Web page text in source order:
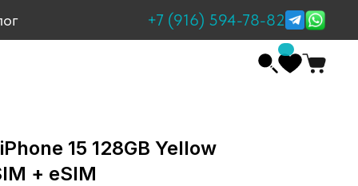
+7 (916) 594-78-82
15 128GB Yellow
+ eSIM